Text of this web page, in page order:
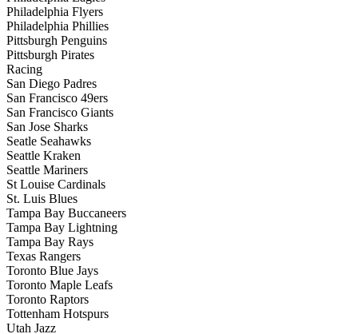
Philadelphia Flyers
Philadelphia Phillies
Pittsburgh Penguins
Pittsburgh Pirates
Racing
San Diego Padres
San Francisco 49ers
San Francisco Giants
San Jose Sharks
Seatle Seahawks
Seattle Kraken
Seattle Mariners
St Louise Cardinals
St. Luis Blues
Tampa Bay Buccaneers
Tampa Bay Lightning
Tampa Bay Rays
Texas Rangers
Toronto Blue Jays
Toronto Maple Leafs
Toronto Raptors
Tottenham Hotspurs
Utah Jazz